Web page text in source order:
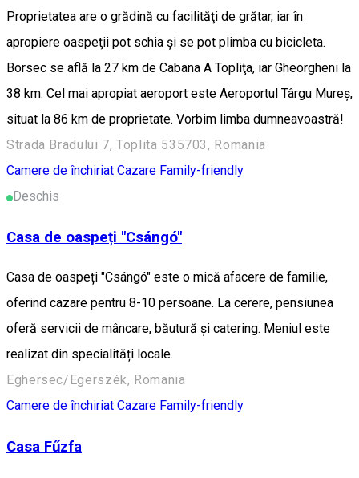
Proprietatea are o grădină cu facilităţi de grătar, iar în
apropiere oaspeţii pot schia şi se pot plimba cu bicicleta.
Borsec se află la 27 km de Cabana A Topliţa, iar Gheorgheni la
38 km. Cel mai apropiat aeroport este Aeroportul Târgu Mureș,
situat la 86 km de proprietate. Vorbim limba dumneavoastră!
Strada Bradului 7, Toplita 535703, Romania
Camere de închiriat Cazare Family-friendly
Deschis
Casa de oaspeți "Csángó"
Casa de oaspeți "Csángó" este o mică afacere de familie,
oferind cazare pentru 8-10 persoane. La cerere, pensiunea
oferă servicii de mâncare, băutură și catering. Meniul este
realizat din specialități locale.
Eghersec/Egerszék, Romania
Camere de închiriat Cazare Family-friendly
Casa Fűzfa